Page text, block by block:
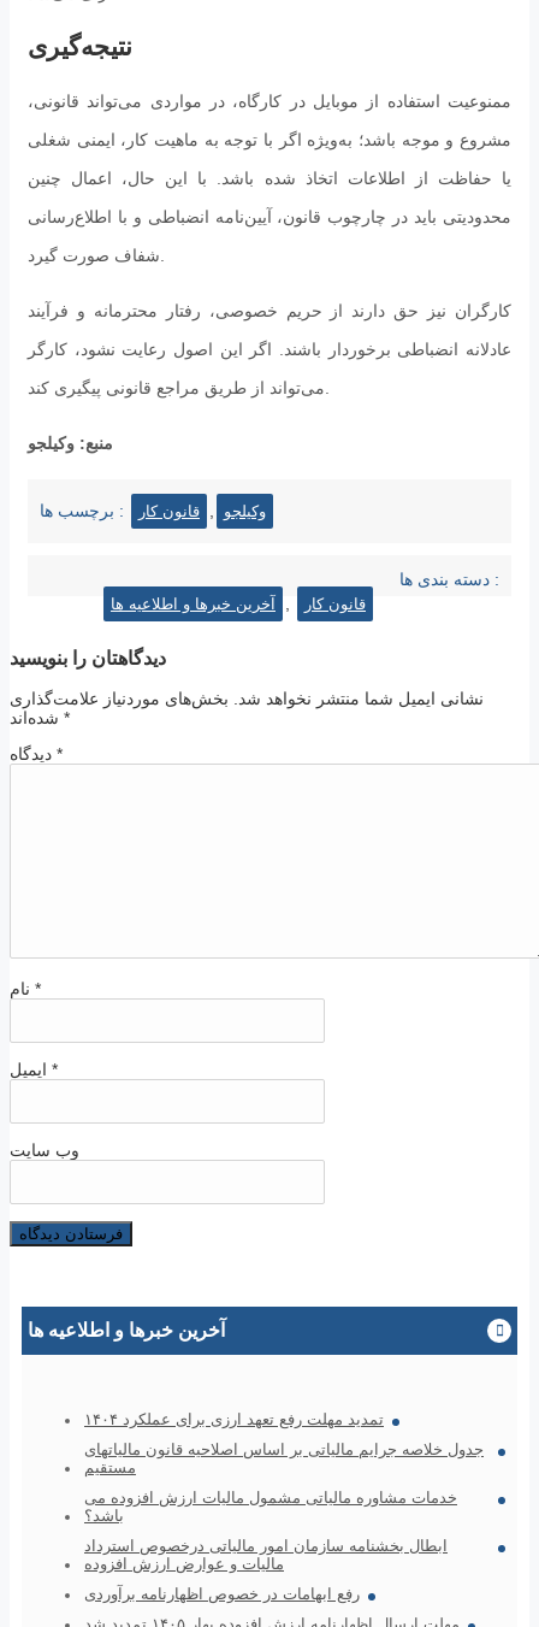
نتیجه‌گیری
ممنوعیت استفاده از موبایل در کارگاه، در مواردی می‌تواند قانونی،
مشروع و موجه باشد؛ به‌ویژه اگر با توجه به ماهیت کار، ایمنی شغلی
یا حفاظت از اطلاعات اتخاذ شده باشد. با این حال، اعمال چنین
محدودیتی باید در چارچوب قانون، آیین‌نامه انضباطی و با اطلاع‌رسانی
شفاف صورت گیرد.
کارگران نیز حق دارند از حریم خصوصی، رفتار محترمانه و فرآیند
عادلانه انضباطی برخوردار باشند. اگر این اصول رعایت نشود، کارگر
می‌تواند از طریق مراجع قانونی پیگیری کند.
منبع: وکیلجو
برچسب ها : قانون کار , وکیلجو
دسته بندی ها :
آخرین خبرها و اطلاعیه ها , قانون کار
دیدگاهتان را بنویسید
نشانی ایمیل شما منتشر نخواهد شد.
بخش‌های موردنیاز علامت‌گذاری
*
*
*
*
وب‌ سایت
آخرین خبرها و اطلاعیه ها
تمدید مهلت رفع تعهد ارزی برای عملکرد ۱۴۰۴
جدول خلاصه جرایم مالیاتی بر اساس اصلاحیه قانون مالیاتهای
مستقیم
خدمات مشاوره مالیاتی مشمول مالیات ارزش افزوده می
باشد؟
ابطال بخشنامه سازمان امور مالیاتی درخصوص استرداد
مالیات و عوارض ارزش افزوده
رفع ابهامات در خصوص اظهارنامه برآوردی